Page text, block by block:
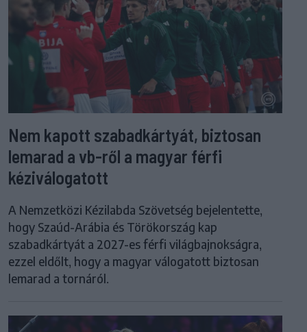
Nem kapott szabadkártyát, biztosan
lemarad a vb-ről a magyar férfi
kéziválogatott
A Nemzetközi Kézilabda Szövetség bejelentette,
hogy Szaúd-Arábia és Törökország kap
szabadkártyát a 2027-es férfi világbajnokságra,
ezzel eldőlt, hogy a magyar válogatott biztosan
lemarad a tornáról.